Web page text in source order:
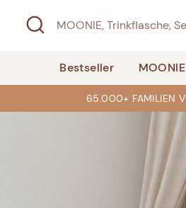
Suchen
MOONIE,
Trinkflasche,
Bestseller MOONIE
65.000+ FAMILIEN